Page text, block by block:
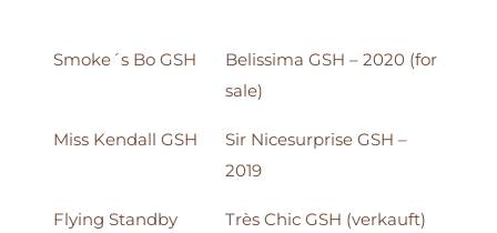
Smoke´s Bo GSH
Belissima GSH – 2020 (for
sale)
Miss Kendall GSH
Sir Nicesurprise GSH –
2019
Flying Standby
Très Chic GSH (verkauft)